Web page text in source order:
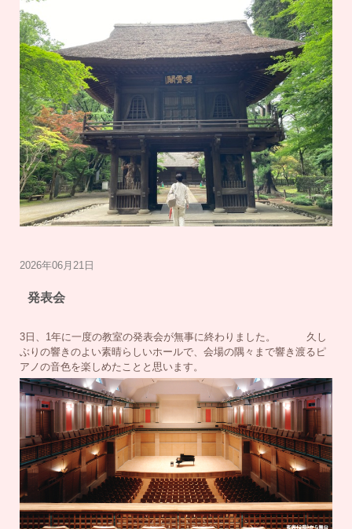
2026年06月21日
発表会
3日、1年に一度の教室の発表会が無事に終わりました。 久し
ぶりの響きのよい素晴らしいホールで、会場の隅々まで響き渡るピ
アノの音色を楽しめたことと思います。